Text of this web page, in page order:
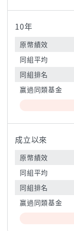
10年
原幣績效
同組平均
同組排名
贏過同類基金
成立以來
原幣績效
同組平均
同組排名
贏過同類基金